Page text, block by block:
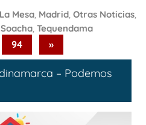
La Mesa, Madrid, Otras Noticias,
Soacha Tequendama
94
Next
Posts
»
– Podemos